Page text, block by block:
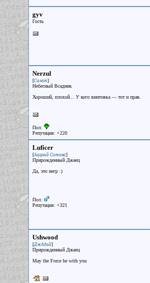
gyv
Гость
Nerzul
[Салат]
Небесный Всадник
Хороший, плохой... У кого винтовка — тот и прав.
Пол:
Репутация: +220
Luficer
[Аццкий Сотона]
Прирожденный Джаец
Да, это негр :)
Пол:
Репутация: +321
Ushwood
[ДжАдай]
Прирожденный Джаец
May the Force be with you